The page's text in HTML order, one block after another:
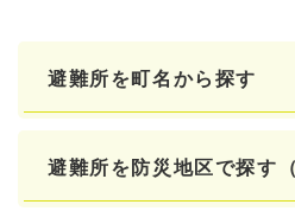
避難所を町名から探す
避難所を防災地区で探す